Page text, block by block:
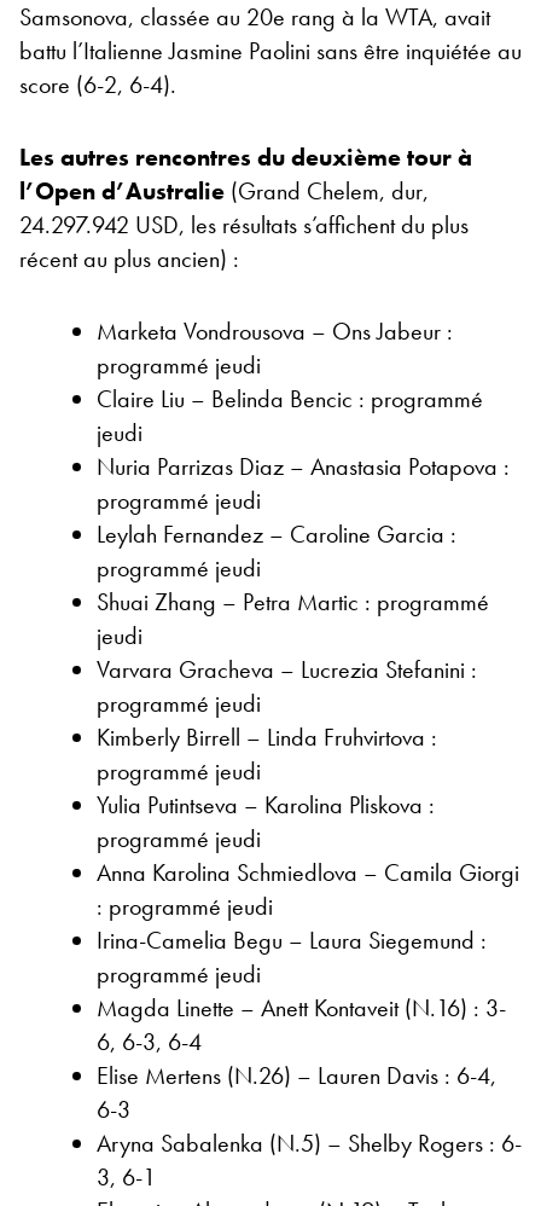
Samsonova, classée au 20e rang à la WTA, avait
battu l’Italienne Jasmine Paolini sans être inquiétée au
score (6-2, 6-4).
Les autres rencontres du deuxième tour à
l’Open d’Australie (Grand Chelem, dur,
24.297.942 USD, les résultats s’affichent du plus
récent au plus ancien) :
Marketa Vondrousova – Ons Jabeur :
programmé jeudi
Claire Liu – Belinda Bencic : programmé
jeudi
Nuria Parrizas Diaz – Anastasia Potapova :
programmé jeudi
Leylah Fernandez – Caroline Garcia :
programmé jeudi
Shuai Zhang – Petra Martic : programmé
jeudi
Varvara Gracheva – Lucrezia Stefanini :
programmé jeudi
Kimberly Birrell – Linda Fruhvirtova :
programmé jeudi
Yulia Putintseva – Karolina Pliskova :
programmé jeudi
Anna Karolina Schmiedlova – Camila Giorgi
: programmé jeudi
Irina-Camelia Begu – Laura Siegemund :
programmé jeudi
Magda Linette – Anett Kontaveit (N.16) : 3-
6, 6-3, 6-4
Elise Mertens (N.26) – Lauren Davis : 6-4,
6-3
Aryna Sabalenka (N.5) – Shelby Rogers : 6-
3, 6-1